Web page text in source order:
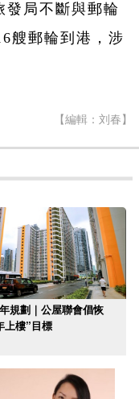
發局不斷與郵輪
艘郵輪到港，涉
【編輯：刘春】
規劃｜公屋聯會倡恢
上樓”目標